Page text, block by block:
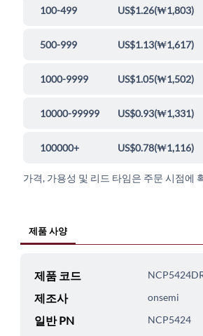
100-499 US$1.26(₩1,803)
500-999 US$1.13(₩1,617)
1000-9999 US$1.05(₩1,502)
10000-99999 US$0.93(₩1,331)
100000+ US$0.78(₩1,116)
가격, 가용성 및 리드 타임은 주문 시점에
제품 사양
제품 코드
제조사 onsemi
일반 PN NCP5424